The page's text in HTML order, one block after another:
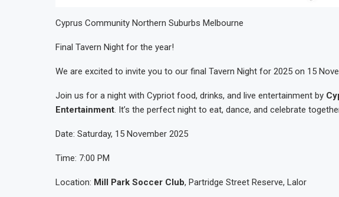
Cyprus Community Northern Suburbs Melbourne
Final Tavern Night for the year!
We are excited to invite you to our final Tavern Night for 2025 on 15
Join us for a night with Cypriot food, drinks, and live entertainment by
Entertainment. It’s the perfect night to eat, dance, and celebrate
Date: Saturday, 15 November 2025
Time: 7:00 PM
Location: Mill Park Soccer Club, Partridge Street Reserve, Lalor